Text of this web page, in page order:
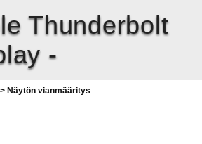
Thunderbolt
-
> Näytön vianmääritys